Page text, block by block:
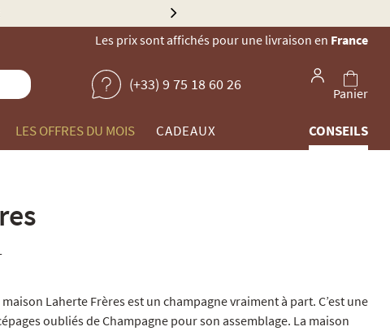
Les prix sont affichés pour une livraison en France
(+33) 9 75 18 60 26
Panier
LES OFFRES DU MOIS CADEAUX CONSEILS
maison Laherte Frères est un champagne vraiment à part. C’est une
oubliés de Champagne pour son assemblage. La maison